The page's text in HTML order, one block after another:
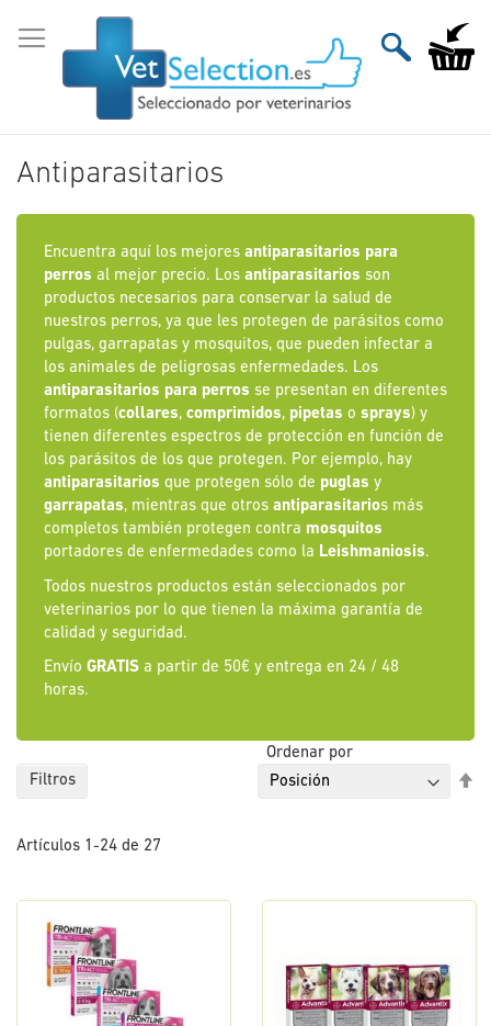
al
contenido
Mi
Antiparasitarios
Encuentra aquí los mejores antiparasitarios para
perros al mejor precio. Los antiparasitarios son
productos necesarios para conservar la salud de
nuestros perros, ya que les protegen de parásitos como
pulgas, garrapatas y mosquitos, que pueden infectar a
los animales de peligrosas enfermedades. Los
antiparasitarios para perros se presentan en diferentes
formatos (collares, comprimidos, pipetas o sprays) y
tienen diferentes espectros de protección en función de
los parásitos de los que protegen. Por ejemplo, hay
antiparasitarios que protegen sólo de puglas y
garrapatas, mientras que otros antiparasitarios más
completos también protegen contra mosquitos
portadores de enfermedades como la Leishmaniosis.
Todos nuestros productos están seleccionados por
veterinarios por lo que tienen la máxima garantía de
calidad y seguridad.
Envío GRATIS a partir de 50€ y entrega en 24 / 48
horas.
Artículos 1 -24 de 27
Ordenar por
Filtros